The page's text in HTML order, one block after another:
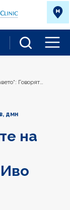
Говорят
дмн
на